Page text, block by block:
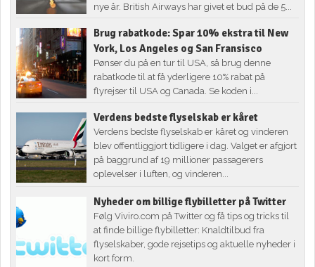
nye år. British Airways har givet et bud på de 5...
Brug rabatkode: Spar 10% ekstra til New
York, Los Angeles og San Fransisco
Pønser du på en tur til USA, så brug denne
rabatkode til at få yderligere 10% rabat på
flyrejser til USA og Canada. Se koden i...
Verdens bedste flyselskab er kåret
Verdens bedste flyselskab er kåret og vinderen
blev offentliggjort tidligere i dag. Valget er afgjort
på baggrund af 19 millioner passagerers
oplevelser i luften, og vinderen...
Nyheder om billige flybilletter på Twitter
Følg Viviro.com på Twitter og få tips og tricks til
at finde billige flybilletter: Knaldtilbud fra
flyselskaber, gode rejsetips og aktuelle nyheder i
kort form.